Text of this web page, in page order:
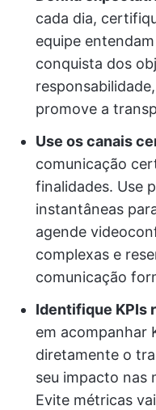
cada dia,
equipe
conquista dos
promove a
Use os canais
comunicação
finalidades. Use
instantâneas
agende
complexas e
comunicação
Identifique KPIs
em acompanhar
diretamente o
seu impacto nas
Evite métricas